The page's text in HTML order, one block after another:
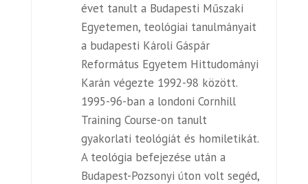
évet tanult a Budapesti Műszaki
Egyetemen, teológiai tanulmányait
a budapesti Károli Gáspár
Református Egyetem Hittudományi
Karán végezte 1992-98 között.
1995-96-ban a londoni Cornhill
Training Course-on tanult
gyakorlati teológiát és homiletikát.
A teológia befejezése után a
Budapest-Pozsonyi úton volt segéd,